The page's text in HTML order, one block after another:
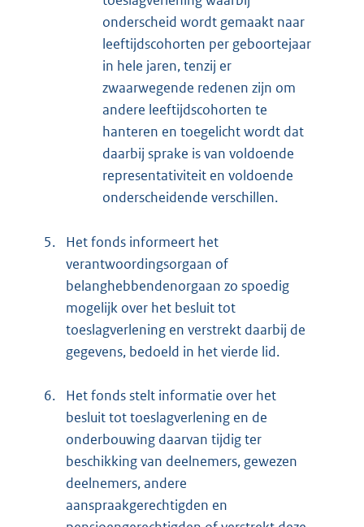
onderscheid wordt gemaakt naar
leeftijdscohorten per geboortejaar
in hele jaren, tenzij er
zwaarwegende redenen zijn om
andere leeftijdscohorten te
hanteren en toegelicht wordt dat
daarbij sprake is van voldoende
representativiteit en voldoende
onderscheidende verschillen.
5.
Het fonds informeert het
verantwoordingsorgaan of
belanghebbendenorgaan zo spoedig
mogelijk over het besluit tot
toeslagverlening en verstrekt daarbij de
gegevens, bedoeld in het vierde lid.
6.
Het fonds stelt informatie over het
besluit tot toeslagverlening en de
onderbouwing daarvan tijdig ter
beschikking van deelnemers, gewezen
deelnemers, andere
aanspraakgerechtigden en